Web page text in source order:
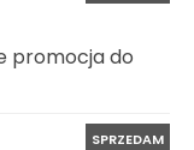
promocja do
SPRZEDAM